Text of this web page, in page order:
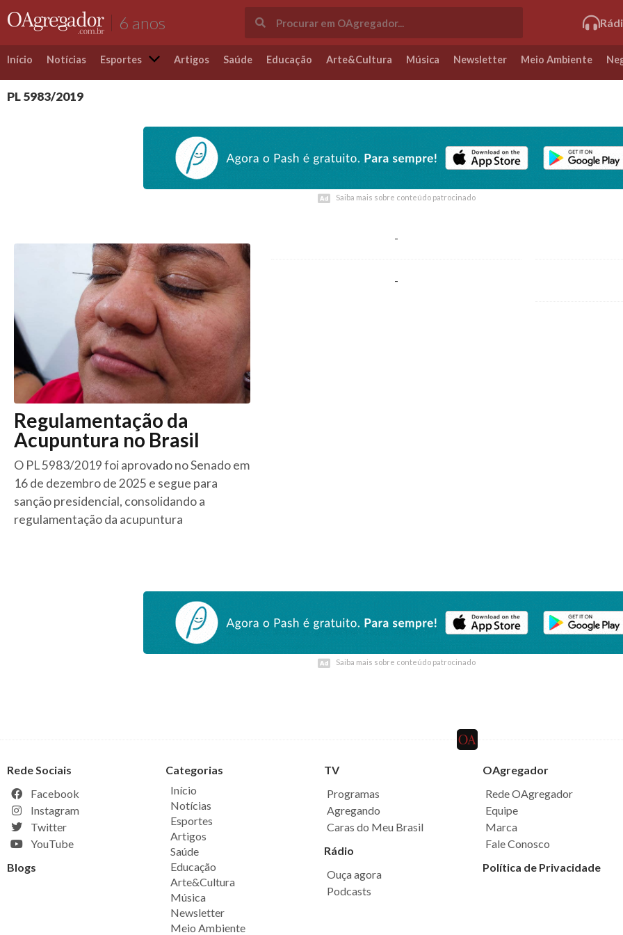
6 anos
Início Notícias Esportes Artigos Saúde Educação Arte&Cultura Música Newsletter Meio Ambiente
PL 5983/2019
Saiba mais sobre conteúdo patrocinado
Saiba mais sobre conteúdo patrocinado
Regulamentação da
Acupuntura no Brasil
O PL 5983/2019 foi aprovado no Senado em
16 de dezembro de 2025 e segue para
sanção presidencial, consolidando a
regulamentação da acupuntura
-
-
Saiba mais sobre conteúdo patrocinado
Saiba mais sobre conteúdo patrocinado
Rede Sociais
Facebook
Instagram
Twitter
YouTube
Blogs
Categorias
Início
Notícias
Esportes
Artigos
Saúde
Educação
Arte&Cultura
Música
Newsletter
Meio Ambiente
TV
Programas
Agregando
Caras do Meu Brasil
Rádio
Ouça agora
Podcasts
OAgregador
Rede OAgregador
Equipe
Marca
Fale Conosco
Política de Privacidade